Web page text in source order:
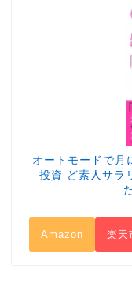
オートモードで月
投資 ど素人サラ
Amazon 楽天